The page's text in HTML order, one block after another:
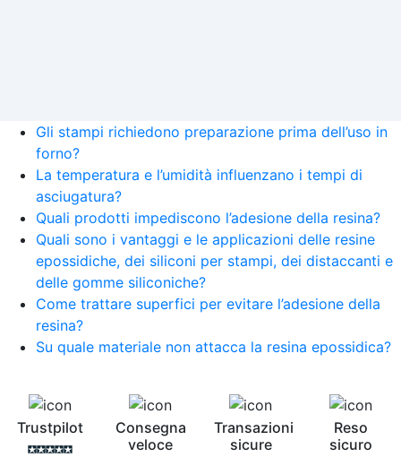
Gli stampi richiedono preparazione prima dell’uso in
forno?
La temperatura e l’umidità influenzano i tempi di
asciugatura?
Quali prodotti impediscono l’adesione della resina?
Quali sono i vantaggi e le applicazioni delle resine
epossidiche, dei siliconi per stampi, dei distaccanti e
delle gomme siliconiche?
Come trattare superfici per evitare l’adesione della
resina?
Su quale materiale non attacca la resina epossidica?
Trustpilot
Consegna
veloce
Transazioni
sicure
Reso
sicuro